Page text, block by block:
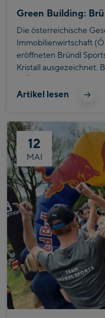
Die österreichische
Immobilienwirtschaft
eröffneten Bründl
Kristall ausgezeichnet.
DGNB der ÖGNI
Artikel lesen
12
MAI